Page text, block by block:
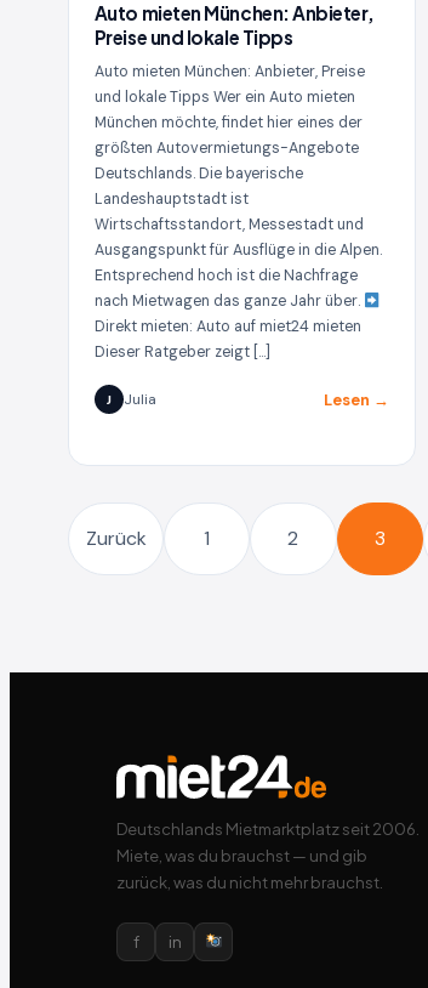
Auto mieten München: Anbieter,
Preise und lokale Tipps
Auto mieten München: Anbieter, Preise
und lokale Tipps Wer ein Auto mieten
München möchte, findet hier eines der
größten Autovermietungs-Angebote
Deutschlands. Die bayerische
Landeshauptstadt ist
Wirtschaftsstandort, Messestadt und
Ausgangspunkt für Ausflüge in die Alpen.
Entsprechend hoch ist die Nachfrage
nach Mietwagen das ganze Jahr über.
Direkt mieten: Auto auf miet24 mieten
Dieser Ratgeber zeigt […]
J Julia Lesen →
Zurück 1 2 3
Deutschlands Mietmarktplatz seit 2006.
Miete, was du brauchst — und gib
zurück, was du nicht mehr brauchst.
f in